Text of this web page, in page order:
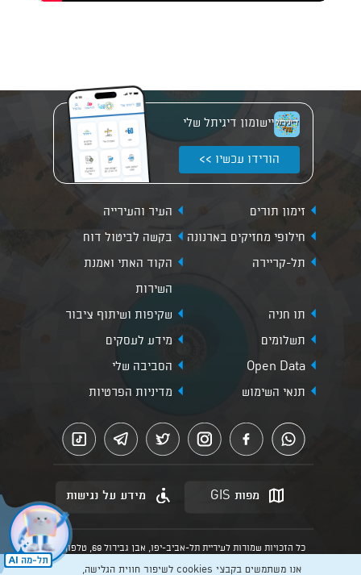
יישומון דיגיתל שלי
הורידו עכשיו >>
זימון תורים
העיר והעירייה
חילופי מחזיקים בארנונה
בקשה לביטול דוח
תל-קריירה
הקוד האתי ואמנת
השירות
תו חניה
שקיפות ושיתוף ציבור
תשלומים
מידע לעסקים
Open Data
הסביבה שלי
תנאי השימוש
מדיניות הפרטיות
מפות GIS מידע על נגישות
כל הזכויות שמורות לעיריית תל-אביב-יפו, אבן גבירול 69, טלפון:
הנוסח המחייב הוא זה הקבוע בהוראות הדין הרלוונטיות כפי שתהיינה
אנו משתמשים בקבצי cookies לשיפור חווית הגלישה,